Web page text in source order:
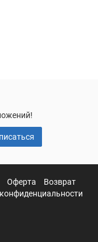
Оферта
Возврат